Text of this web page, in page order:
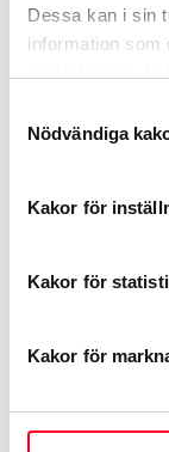
Dessa kan i sin
information som
Nödvändiga
Kakor för
Kakor för
Kakor för
Mina
till ditt fordon